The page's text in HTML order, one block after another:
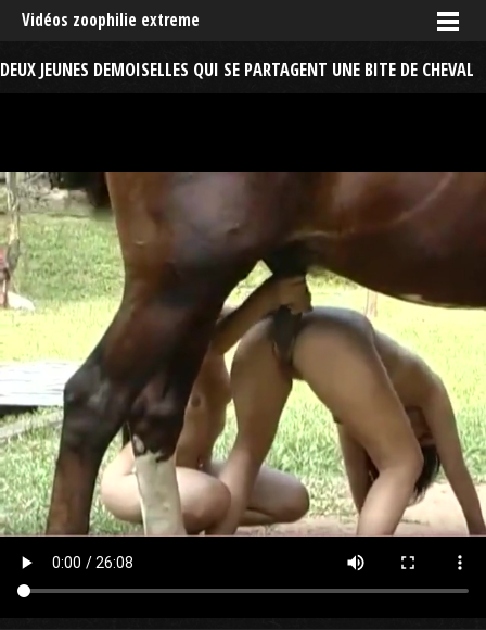
Vidéos zoophilie extreme
DEUX JEUNES DEMOISELLES QUI SE PARTAGENT UNE BITE DE CHEVAL